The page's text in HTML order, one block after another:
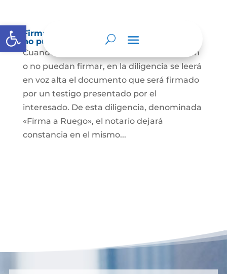
Abrir barra de herramientas
Firma a Ruego – Personas que no saben o
no puede firmar
Cuando se trate de personas que no sepan
o no puedan firmar, en la diligencia se leerá
en voz alta el documento que será firmado
por un testigo presentado por el
interesado. De esta diligencia, denominada
«Firma a Ruego», el notario dejará
constancia en el mismo...